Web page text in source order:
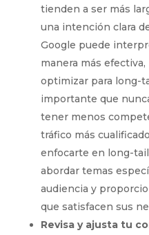
tienden a ser más
una intención clara
Google puede
manera más
optimizar para long-
importante que
tener menos
tráfico más
enfocarte en long-
abordar temas
audiencia y
que satisfacen sus
Revisa y ajusta tu